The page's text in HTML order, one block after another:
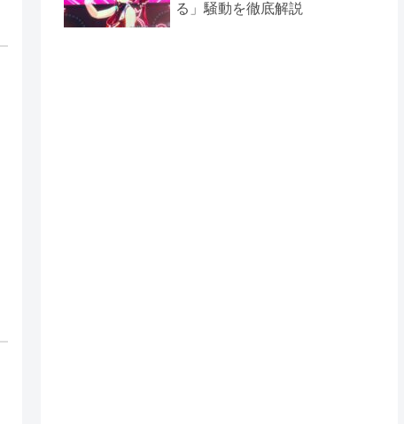
る」騒動を徹底解説